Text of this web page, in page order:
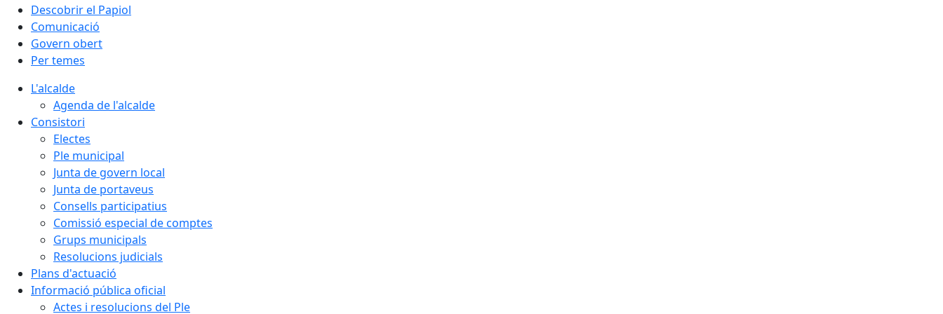
Descobrir el Papiol
Comunicació
Govern obert
Per temes
L'alcalde
Agenda de l'alcalde
Consistori
Electes
Ple municipal
Junta de govern local
Junta de portaveus
Consells participatius
Comissió especial de comptes
Grups municipals
Resolucions judicials
Plans d'actuació
Informació pública oficial
Actes i resolucions del Ple